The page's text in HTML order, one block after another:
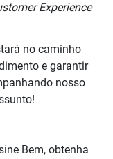
Experience
no caminho
e garantir
nosso
Bem, obtenha